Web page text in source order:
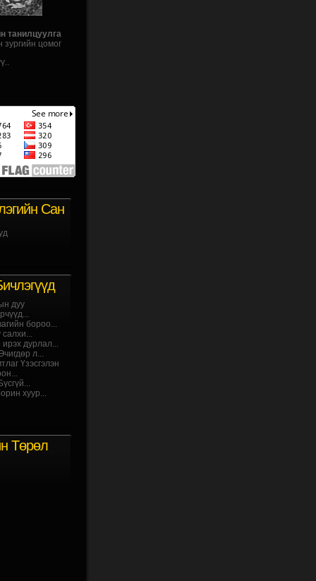
танилцуулга
зургийн цомог
Сан
дуу
бороо...
салхи...
дурлал...
л...
Үзэсгэлэн
хуур...
Төрөл